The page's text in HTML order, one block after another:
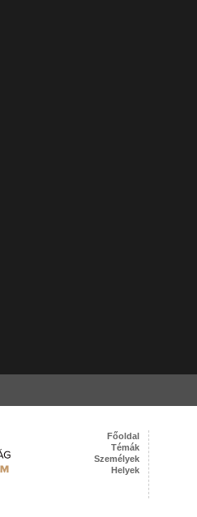
Főoldal
Témák
Személyek
Helyek